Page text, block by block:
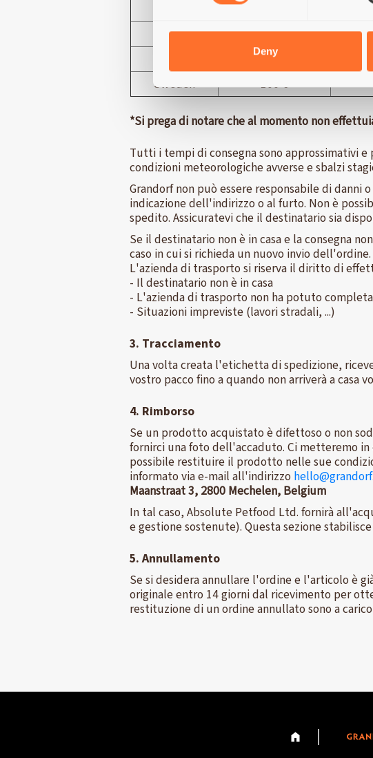
Deny
Slovenia
100 €
125 €
Sweden
100 €
*Si prega di notare che al momento non
Tutti i tempi di consegna sono approssimativi
condizioni meteorologiche avverse e sbalzi
Grandorf non può essere responsabile di
indicazione dell'indirizzo o al furto. Non è
spedito. Assicuratevi che il destinatario sia
Se il destinatario non è in casa e la consegna
caso in cui si richieda un nuovo invio dell'ordine.
L'azienda di trasporto si riserva il diritto di
- Il destinatario non è in casa
- L'azienda di trasporto non ha potuto
- Situazioni impreviste (lavori stradali, ...)
3. Tracciamento
Una volta creata l'etichetta di spedizione,
vostro pacco fino a quando non arriverà a casa
4. Rimborso
Se un prodotto acquistato è difettoso o non
fornirci una foto dell'accaduto. Ci metteremo
possibile restituire il prodotto nelle sue
informato via e-mail all'indirizzo
Maanstraat 3, 2800 Mechelen, Belgium
In tal caso, Absolute Petfood Ltd. fornirà
e gestione sostenute). Questa sezione
5. Annullamento
Se si desidera annullare l'ordine e l'articolo è
originale entro 14 giorni dal ricevimento per
restituzione di un ordine annullato sono a